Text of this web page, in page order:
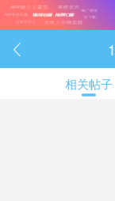

相关帖子